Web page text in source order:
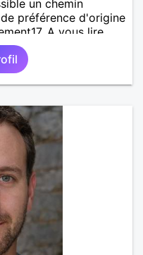
un chemin
préférence d'origine
A vous lire.